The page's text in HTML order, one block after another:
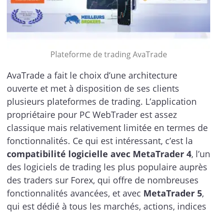
Plateforme de trading AvaTrade
AvaTrade a fait le choix d’une architecture
ouverte et met à disposition de ses clients
plusieurs plateformes de trading. L’application
propriétaire pour PC WebTrader est assez
classique mais relativement limitée en termes de
fonctionnalités. Ce qui est intéressant, c’est la
compatibilité logicielle avec MetaTrader 4, l’un
des logiciels de trading les plus populaire auprès
des traders sur Forex, qui offre de nombreuses
fonctionnalités avancées, et avec MetaTrader 5,
qui est dédié à tous les marchés, actions, indices